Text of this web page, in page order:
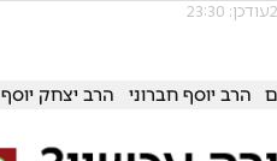
עודכן: 23:30
הרב יוסף חברוני הרב יצחק יוסף